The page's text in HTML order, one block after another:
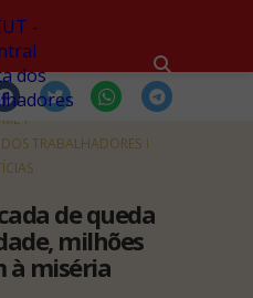
TRABALHADORES
de queda
milhões
à miséria